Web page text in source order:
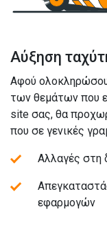
Αύξηση
Αφού
των θεμάτων που
site σας, θα
που σε γενικές
Aλλαγές στη
εφαρμογών